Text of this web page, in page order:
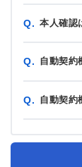
Q. 本人確認
Q. 自動契約
Q. 自動契約